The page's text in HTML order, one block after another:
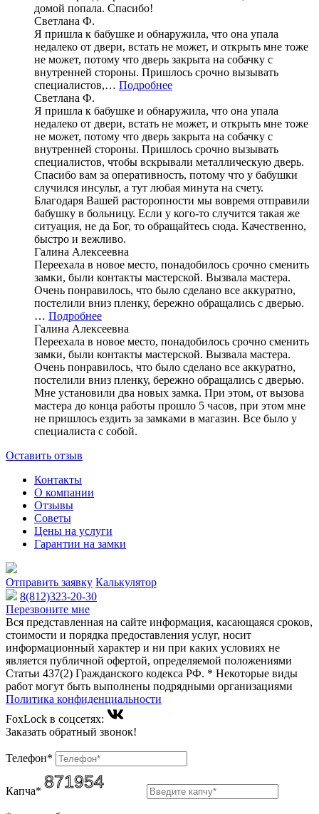
домой попала. Спасибо!
Светлана Ф.
Я пришла к бабушке и обнаружила, что она упала
недалеко от двери, встать не может, и открыть мне тоже
не может, потому что дверь закрыта на собачку с
внутренней стороны. Пришлось срочно вызывать
специалистов,… Подробнее
Светлана Ф.
Я пришла к бабушке и обнаружила, что она упала
недалеко от двери, встать не может, и открыть мне тоже
не может, потому что дверь закрыта на собачку с
внутренней стороны. Пришлось срочно вызывать
специалистов, чтобы вскрывали металлическую дверь.
Спасибо вам за оперативность, потому что у бабушки
случился инсульт, а тут любая минута на счету.
Благодаря Вашей расторопности мы вовремя отправили
бабушку в больницу. Если у кого-то случится такая же
ситуация, не да Бог, то обращайтесь сюда. Качественно,
быстро и вежливо.
Галина Алексеевна
Переехала в новое место, понадобилось срочно сменить
замки, были контакты мастерской. Вызвала мастера.
Очень понравилось, что было сделано все аккуратно,
постелили вниз пленку, бережно обращались с дверью.
… Подробнее
Галина Алексеевна
Переехала в новое место, понадобилось срочно сменить
замки, были контакты мастерской. Вызвала мастера.
Очень понравилось, что было сделано все аккуратно,
постелили вниз пленку, бережно обращались с дверью.
Мне установили два новых замка. При этом, от вызова
мастера до конца работы прошло 5 часов, при этом мне
не пришлось ездить за замками в магазин. Все было у
специалиста с собой.
Оставить отзыв
Контакты
О компании
Отзывы
Советы
Цены на услуги
Гарантии на замки
Отправить заявку Калькулятор
8(812)323-20-30
Перезвоните мне
Вся представленная на сайте информация, касающаяся сроков,
стоимости и порядка предоставления услуг, носит
информационный характер и ни при каких условиях не
является публичной офертой, определяемой положениями
Статьи 437(2) Гражданского кодекса РФ. * Некоторые виды
работ могут быть выполнены подрядными организациями
Политика конфиденциальности
FoxLock в соцсетях:
Заказать обратный звонок!
Телефон*
Капча*